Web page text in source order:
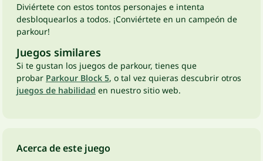
Diviértete con estos tontos personajes e intenta
desbloquearlos a todos. ¡Conviértete en un campeón de
parkour!
Juegos similares
Si te gustan los juegos de parkour, tienes que
probar Parkour Block 5, o tal vez quieras descubrir otros
juegos de habilidad en nuestro sitio web.
Acerca de este juego